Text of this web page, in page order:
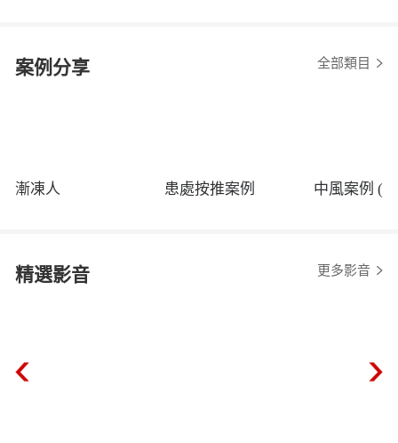
案例分享 全部類目
漸凍人 患處按推案例 中風案例 (
精選影音 更多影音